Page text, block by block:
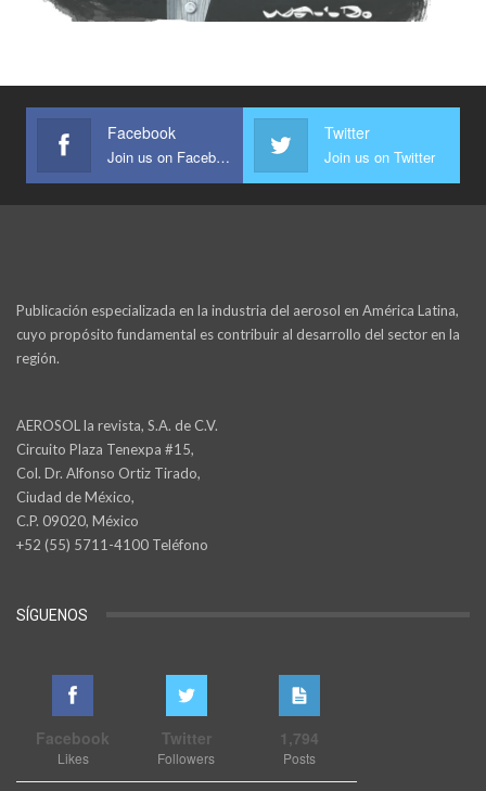
Facebook
Join us on Facebook
Twitter
Join us on Twitter
Publicación especializada en la industria del aerosol en América Latina,
cuyo propósito fundamental es contribuir al desarrollo del sector en la
región.
AEROSOL la revista, S.A. de C.V.
Circuito Plaza Tenexpa #15,
Col. Dr. Alfonso Ortiz Tirado,
Ciudad de México,
C.P. 09020, México
+52 (55) 5711-4100 Teléfono
SÍGUENOS
Facebook
Likes
Twitter
Followers
1,794
Posts